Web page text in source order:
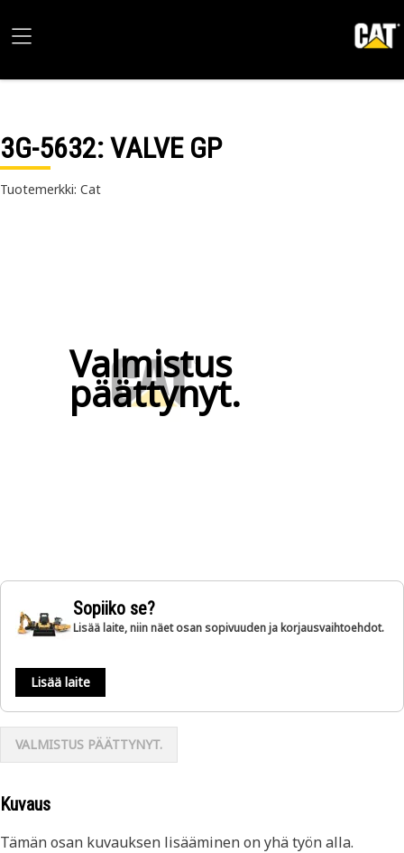
3G-5632: VALVE GP
Tuotemerkki: Cat
Valmistus
päättynyt.
Sopiiko se?
Lisää laite, niin näet osan sopivuuden ja korjausvaihtoehdot.
Lisää laite
VALMISTUS PÄÄTTYNYT.
Kuvaus
Tämän osan kuvauksen lisääminen on yhä työn alla.